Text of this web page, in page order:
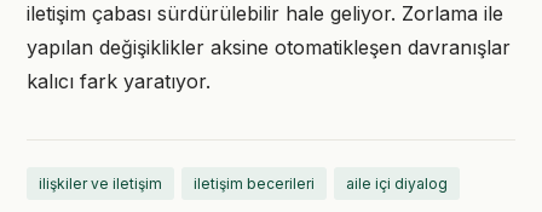
iletişim çabası sürdürülebilir hale geliyor. Zorlama ile
yapılan değişiklikler aksine otomatikleşen davranışlar
kalıcı fark yaratıyor.
ilişkiler ve iletişim iletişim becerileri aile içi diyalog